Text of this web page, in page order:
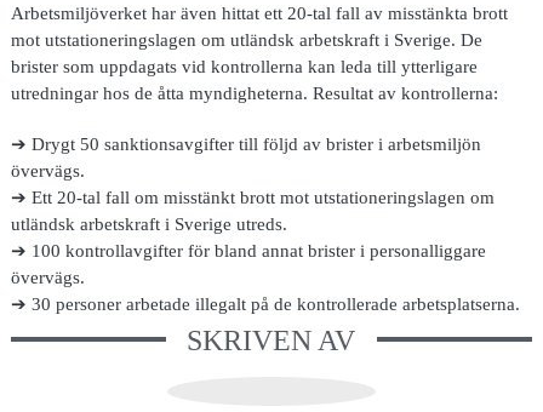
Arbetsmiljöverket har även hittat ett 20-tal fall av misstänkta brott
mot utstationeringslagen om utländsk arbetskraft i Sverige. De
brister som uppdagats vid kontrollerna kan leda till ytterligare
utredningar hos de åtta myndigheterna. Resultat av kontrollerna:
➔ Drygt 50 sanktionsavgifter till följd av brister i arbetsmiljön
övervägs.
➔ Ett 20-tal fall om misstänkt brott mot utstationeringslagen om
utländsk arbetskraft i Sverige utreds.
➔ 100 kontrollavgifter för bland annat brister i personalliggare
övervägs.
➔ 30 personer arbetade illegalt på de kontrollerade arbetsplatserna.
SKRIVEN AV